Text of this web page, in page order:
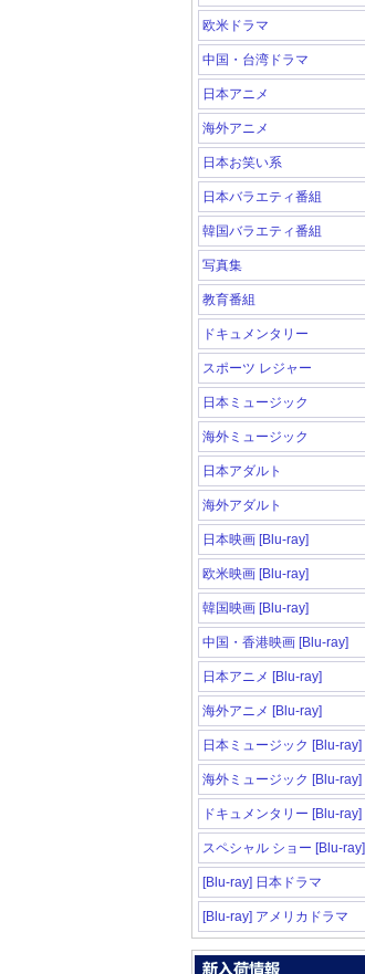
欧米ドラマ
中国・台湾ドラマ
日本アニメ
海外アニメ
日本お笑い系
日本バラエティ番組
韓国バラエティ番組
写真集
教育番組
ドキュメンタリー
スポーツ レジャー
日本ミュージック
海外ミュージック
日本アダルト
海外アダルト
日本映画 [Blu-ray]
欧米映画 [Blu-ray]
韓国映画 [Blu-ray]
中国・香港映画 [Blu-ray]
日本アニメ [Blu-ray]
海外アニメ [Blu-ray]
日本ミュージック [Blu-ray]
海外ミュージック [Blu-ray]
ドキュメンタリー [Blu-ray]
スペシャル ショー [Blu-ray]
[Blu-ray] 日本ドラマ
[Blu-ray] アメリカドラマ